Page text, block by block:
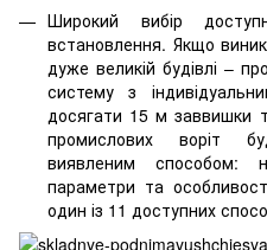
Широкий вибір
встановлення. Якщо
дуже великій будівлі –
систему з
досягати 15 м
промислових воріт
виявленим способом:
параметри та
один із 11 доступних